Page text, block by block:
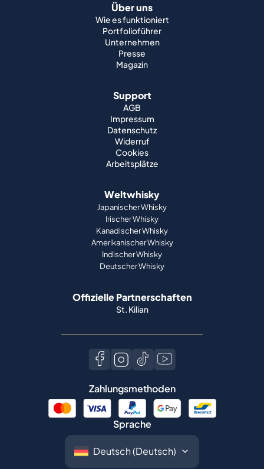
Über uns
Wie es funktioniert
Portfolioführer
Unternehmen
Presse
Magazin
Support
AGB
Impressum
Datenschutz
Widerruf
Cookies
Arbeitsplätze
Weltwhisky
Japanischer Whisky
Irischer Whisky
Kanadischer Whisky
Amerikanischer Whisky
Indischer Whisky
Deutscher Whisky
Offizielle Partnerschaften
St. Kilian
Zahlungsmethoden
Sprache